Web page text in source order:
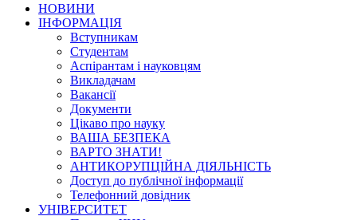
НОВИНИ
ІНФОРМАЦІЯ
Вступникам
Студентам
Аспірантам і науковцям
Викладачам
Вакансії
Документи
Цікаво про науку
ВАША БЕЗПЕКА
ВАРТО ЗНАТИ!
АНТИКОРУПЦІЙНА ДІЯЛЬНІСТЬ
Доступ до публічної інформації
Телефонний довідник
УНІВЕРСИТЕТ